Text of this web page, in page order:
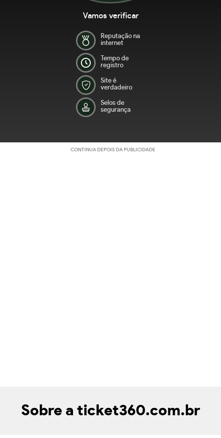
Vamos verificar
Reputação na
internet
Tempo de
registro
Site é
verdadeiro
Selos de
segurança
CONTINUA DEPOIS DA PUBLICIDADE
Sobre a ticket360.com.br